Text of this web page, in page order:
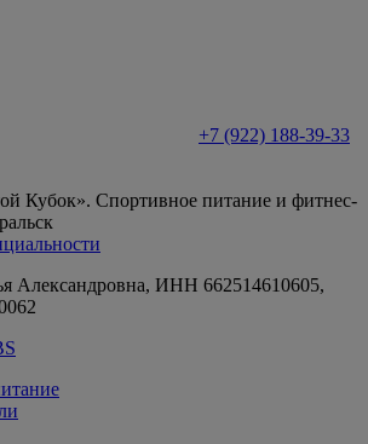
+7 (922) 188-39-33
Кубок». Спортивное питание и фитнес-
Александровна, ИНН 662514610605,